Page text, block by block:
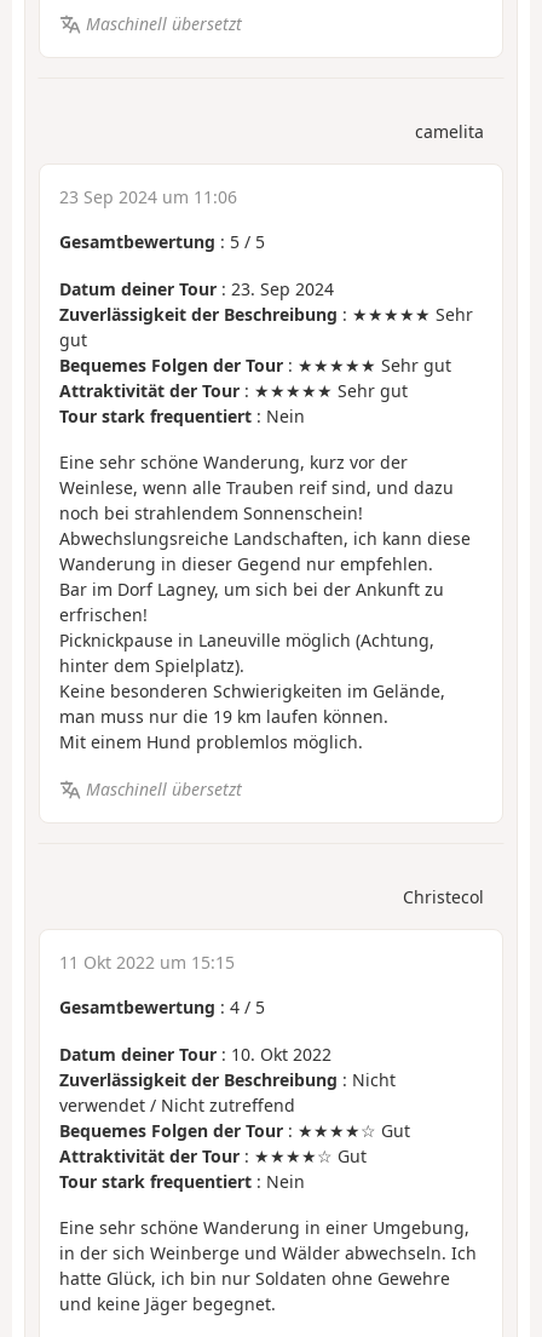
Maschinell übersetzt
camelita
23 Sep 2024 um 11:06
Gesamtbewertung : 5 / 5
Datum deiner Tour : 23. Sep 2024
Zuverlässigkeit der Beschreibung : ★★★★★ Sehr
gut
Bequemes Folgen der Tour : ★★★★★ Sehr gut
Attraktivität der Tour : ★★★★★ Sehr gut
Tour stark frequentiert : Nein
Eine sehr schöne Wanderung, kurz vor der
Weinlese, wenn alle Trauben reif sind, und dazu
noch bei strahlendem Sonnenschein!
Abwechslungsreiche Landschaften, ich kann diese
Wanderung in dieser Gegend nur empfehlen.
Bar im Dorf Lagney, um sich bei der Ankunft zu
erfrischen!
Picknickpause in Laneuville möglich (Achtung,
hinter dem Spielplatz).
Keine besonderen Schwierigkeiten im Gelände,
man muss nur die 19 km laufen können.
Mit einem Hund problemlos möglich.
Maschinell übersetzt
Christecol
11 Okt 2022 um 15:15
Gesamtbewertung : 4 / 5
Datum deiner Tour : 10. Okt 2022
Zuverlässigkeit der Beschreibung : Nicht
verwendet / Nicht zutreffend
Bequemes Folgen der Tour : ★★★★☆ Gut
Attraktivität der Tour : ★★★★☆ Gut
Tour stark frequentiert : Nein
Eine sehr schöne Wanderung in einer Umgebung,
in der sich Weinberge und Wälder abwechseln. Ich
hatte Glück, ich bin nur Soldaten ohne Gewehre
und keine Jäger begegnet.